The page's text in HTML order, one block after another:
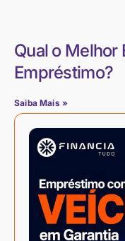
Qual o Melhor
Empréstimo?
Saiba Mais »